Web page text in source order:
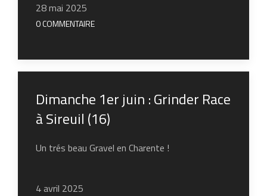
28 mai 2025
0 COMMENTAIRE
Dimanche 1er juin : Grinder Race
à Sireuil (16)
Un trés beau Gravel en Charente !
4 avril 2025